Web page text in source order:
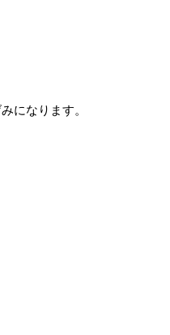
になります。